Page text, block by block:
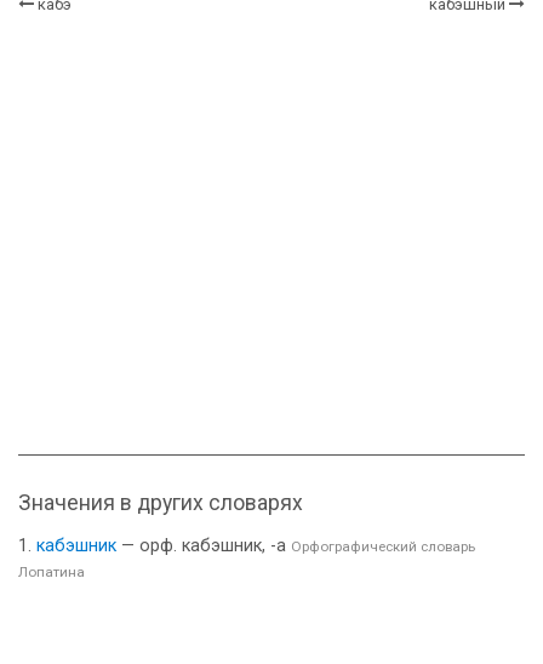
кабэ кабэшный
Значения в других словарях
кабэшник — орф. кабэшник, -а Орфографический словарь
Лопатина